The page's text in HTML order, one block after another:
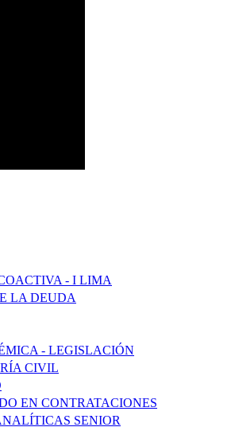
- I LIMA
LA DEUDA
- LEGISLACIÓN
CIVIL
EN CONTRATACIONES
SENIOR